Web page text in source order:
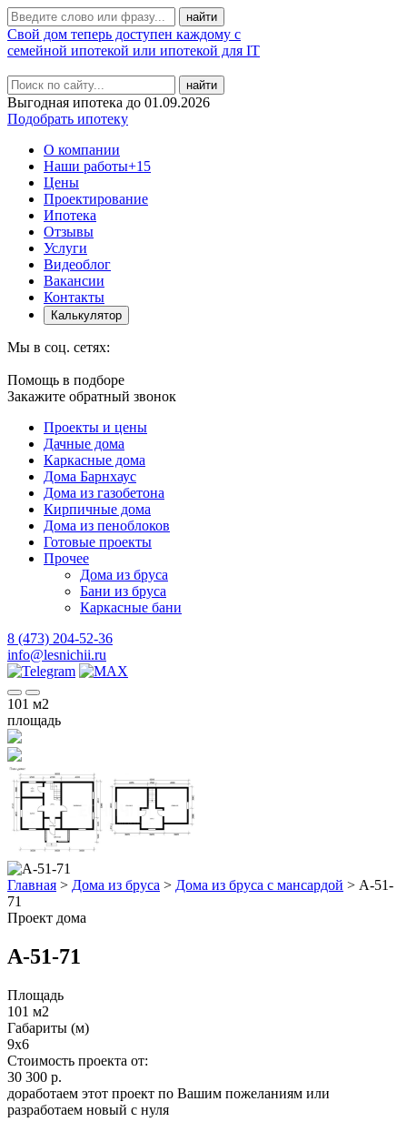
Свой дом теперь доступен каждому с
семейной ипотекой или ипотекой для IT
найти
Выгодная ипотека до 01.09.2026
Подобрать ипотеку
О компании
Наши работы+15
Цены
Проектирование
Ипотека
Отзывы
Услуги
Видеоблог
Вакансии
Контакты
Калькулятор
Мы в соц. сетях:
Помощь в подборе
Закажите обратный звонок
Проекты и цены
Дачные дома
Каркасные дома
Дома Барнхаус
Дома из газобетона
Кирпичные дома
Дома из пеноблоков
Готовые проекты
Прочее
Дома из бруса
Бани из бруса
Каркасные бани
8 (473) 204-52-36
info@lesnichii.ru
101 м2
площадь
Главная > Дома из бруса > Дома из бруса с мансардой > А-51-
71
Проект дома
А-51-71
Площадь
101 м2
Габариты (м)
9x6
Стоимость проекта от:
30 300 р.
доработаем этот проект по Вашим пожеланиям или
разработаем новый с нуля